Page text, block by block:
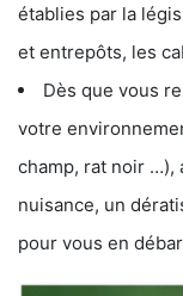
établies par la
et entrepôts, les
Dès que vous
votre
champ, rat noir …),
nuisance, un
pour vous en